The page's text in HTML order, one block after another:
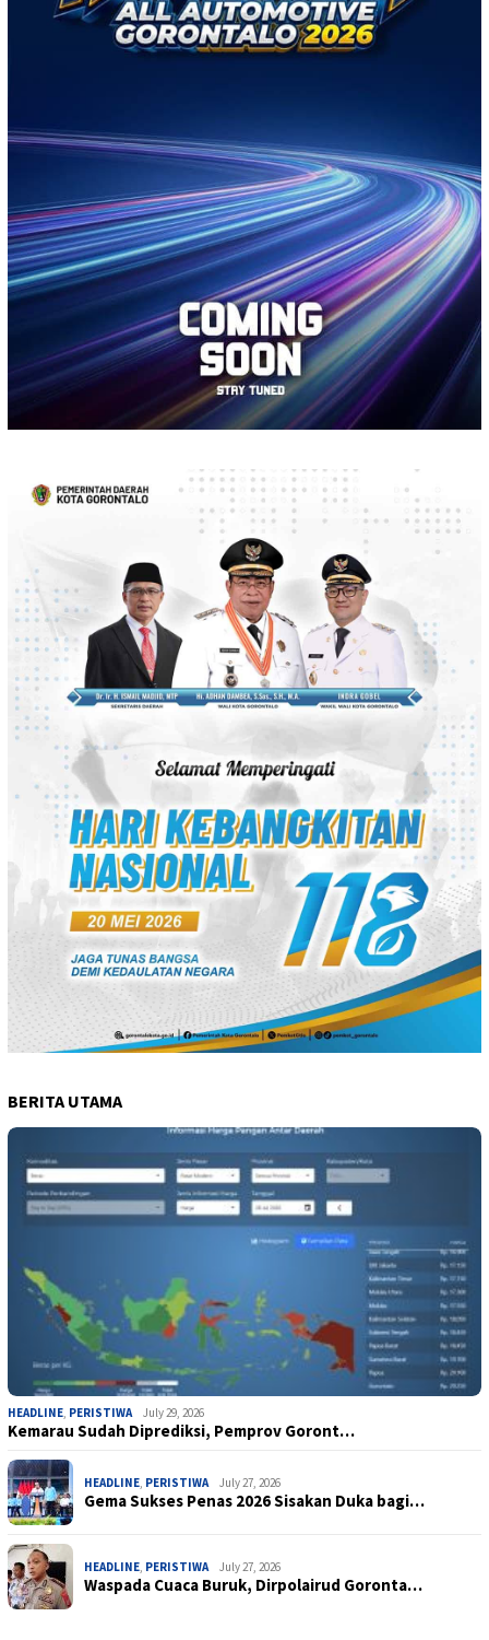
BERITA UTAMA
HEADLINE, PERISTIWA July 29, 2026
Kemarau Sudah Diprediksi, Pemprov Goront…
HEADLINE, PERISTIWA July 27, 2026
Gema Sukses Penas 2026 Sisakan Duka bagi…
HEADLINE, PERISTIWA July 27, 2026
Waspada Cuaca Buruk, Dirpolairud Goronta…